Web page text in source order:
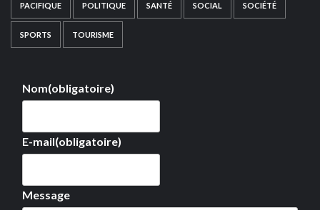
PACIFIQUE POLITIQUE SANTÉ SOCIAL SOCIÉTÉ
SPORTS TOURISME
Nom(obligatoire)
E-mail(obligatoire)
Message